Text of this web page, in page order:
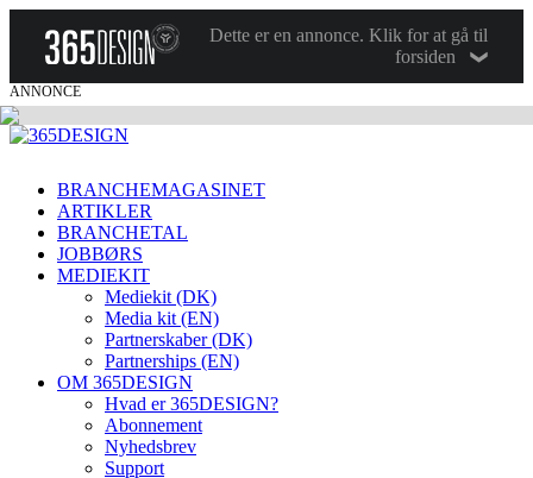
Dette er en annonce. Klik for at gå til
forsiden
ANNONCE
BRANCHEMAGASINET
ARTIKLER
BRANCHETAL
JOBBØRS
MEDIEKIT
Mediekit (DK)
Media kit (EN)
Partnerskaber (DK)
Partnerships (EN)
OM 365DESIGN
Hvad er 365DESIGN?
Abonnement
Nyhedsbrev
Support